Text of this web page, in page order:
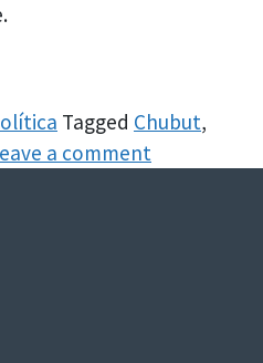
Tagged Chubut,
a comment